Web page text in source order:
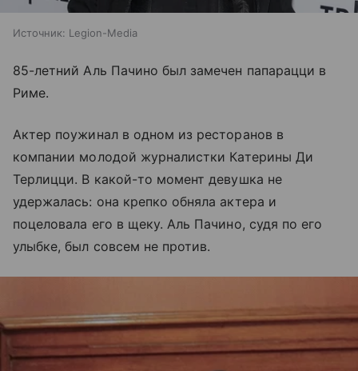
Источник: Legion-Media
85-летний Аль Пачино был замечен папарацци в
Риме.
Актер поужинал в одном из ресторанов в
компании молодой журналистки Катерины Ди
Терлицци. В какой-то момент девушка не
удержалась: она крепко обняла актера и
поцеловала его в щеку. Аль Пачино, судя по его
улыбке, был совсем не против.